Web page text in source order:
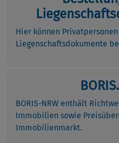
Hier können
Liegenschaftsdokumente
BORIS-NRW enthält
Immobilien sowie
Immobilienmarkt.